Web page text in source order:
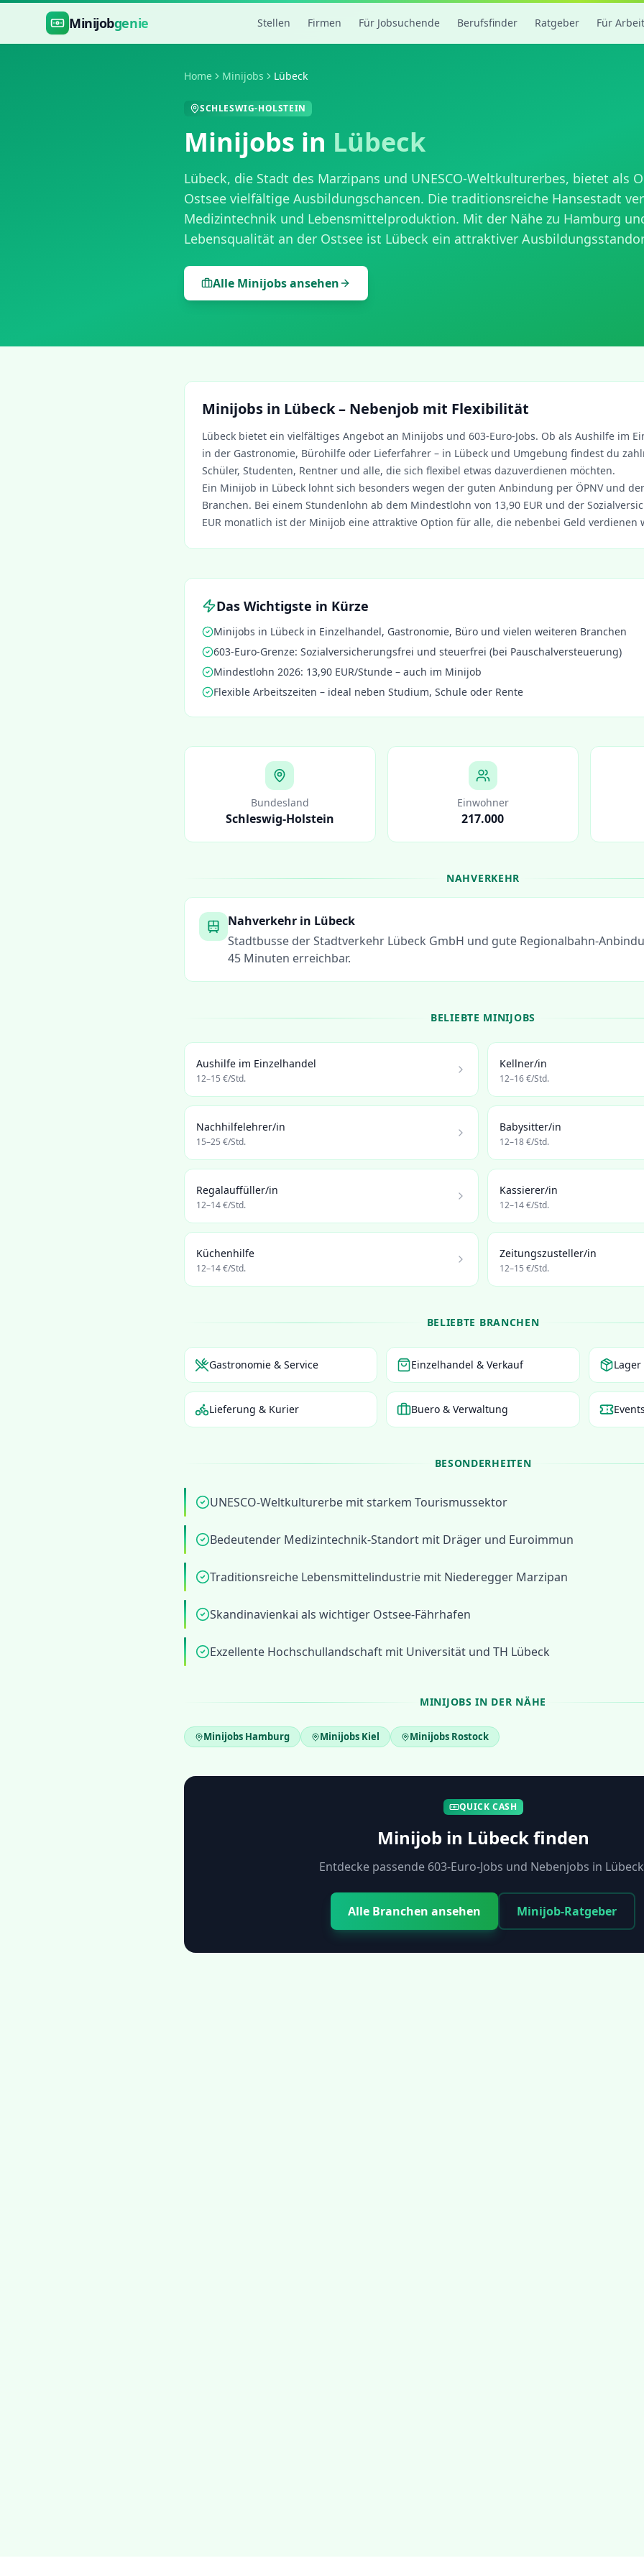
Zum Hauptinhalt springen
Minijobgenie Stellen Firmen Für Jobsuchende Berufsfinder Ratgeber Für
Home Minijobs Lübeck
SCHLESWIG-HOLSTEIN
Minijobs in Lübeck
Lübeck, die Stadt des Marzipans und UNESCO-Weltkulturerbes, bietet als
Ostsee vielfältige Ausbildungschancen. Die traditionsreiche Hansestadt
Medizintechnik und Lebensmittelproduktion. Mit der Nähe zu Hamburg
Lebensqualität an der Ostsee ist Lübeck ein attraktiver
Alle Minijobs ansehen
Minijobs in Lübeck– Nebenjob mit Flexibilität
Lübeck bietet ein vielfältiges Angebot an Minijobs und 603-Euro-Jobs. Ob als Aushilfe im
in der Gastronomie, Bürohilfe oder Lieferfahrer – in Lübeck und Umgebung findest du
Schüler, Studenten, Rentner und alle, die sich flexibel etwas dazuverdienen möchten.
Ein Minijob in Lübeck lohnt sich besonders wegen der guten Anbindung per ÖPNV und
Branchen. Bei einem Stundenlohn ab dem Mindestlohn von 13,90 EUR und der
EUR monatlich ist der Minijob eine attraktive Option für alle, die nebenbei Geld verdienen
Das Wichtigste in Kürze
Minijobs in Lübeck in Einzelhandel, Gastronomie, Büro und vielen weiteren Branchen
603-Euro-Grenze: Sozialversicherungsfrei und steuerfrei (bei Pauschalversteuerung)
Mindestlohn 2026: 13,90 EUR/Stunde – auch im Minijob
Flexible Arbeitszeiten – ideal neben Studium, Schule oder Rente
Bundesland
Schleswig-Holstein
Einwohner
217.000
NAHVERKEHR
Nahverkehr in Lübeck
Stadtbusse der Stadtverkehr Lübeck GmbH und gute Regionalbahn-
45 Minuten erreichbar.
BELIEBTE MINIJOBS
Aushilfe im Einzelhandel
12–15 €/Std.
Kellner/in
12–16€/Std.
Nachhilfelehrer/in
15–25 €/Std.
Babysitter/in
12–18€/Std.
Regalauffüller/in
12–14€/Std.
Kassierer/in
12–14€/Std.
Küchenhilfe
12–14€/Std.
Zeitungszusteller/in
12–15 €/Std.
BELIEBTE BRANCHEN
Gastronomie & Service Einzelhandel & Verkauf
Lieferung & Kurier Buero & Verwaltung
BESONDERHEITEN
UNESCO-Weltkulturerbe mit starkem Tourismussektor
Bedeutender Medizintechnik-Standort mit Dräger und Euroimmun
Traditionsreiche Lebensmittelindustrie mit Niederegger Marzipan
Skandinavienkai als wichtiger Ostsee-Fährhafen
Exzellente Hochschullandschaft mit Universität und TH Lübeck
MINIJOBS IN DER NÄHE
Minijobs Hamburg Minijobs Kiel Minijobs Rostock
QUICK CASH
Minijob in Lübeckfinden
Entdecke passende 603-Euro-Jobs und Nebenjobs in Lübeck
Alle Branchen ansehen Minijob-Ratgeber